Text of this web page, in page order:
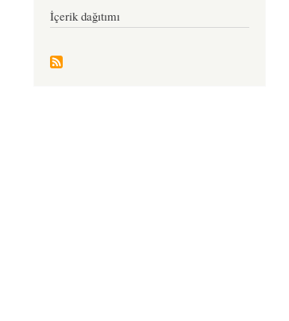
İçerik dağıtımı